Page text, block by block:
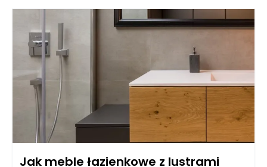
lokalnymi czy narodowymi, mogą być postrzegane jako
obiekty o wyższej wartości. W tym kontekście ważne są również
remonty i modernizacje, które mogły poprawić standard
mieszkalny lub usługowy nieruchomości, co z kolei wpływa na
jej atrakcyjność wśród potencjalnych nabywców.
Jak meble łazienkowe z lustrami